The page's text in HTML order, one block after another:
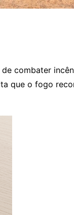
combater
que o fogo